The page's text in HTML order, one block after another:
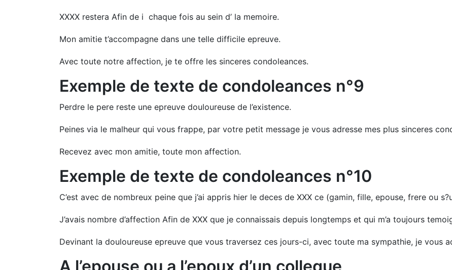
XXXX restera Afin de i chaque fois au sein d’ la memoire.
Mon amitie t’accompagne dans une telle difficile epreuve.
Avec toute notre affection, je te offre les sinceres condoleances.
Exemple de texte de condoleances n°9
Perdre le pere reste une epreuve douloureuse de l’existence.
Peines via le malheur qui vous frappe, par votre petit message je vous adresse mes plus sinceres
Recevez avec mon amitie, toute mon affection.
Exemple de texte de condoleances n°10
C’est avec de nombreux peine que j’ai appris hier le deces de XXX ce (gamin, fille, epouse, frere ou
J’avais nombre d’affection Afin de XXX que je connaissais depuis longtemps et qui m’a toujours
Devinant la douloureuse epreuve que vous traversez ces jours-ci, avec toute ma sympathie, je vous